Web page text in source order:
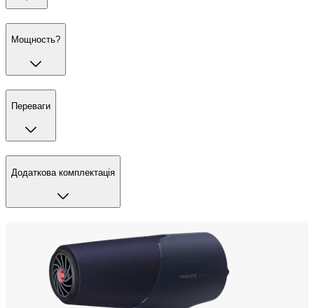
Мощность?
Переваги
Додаткова комплектація